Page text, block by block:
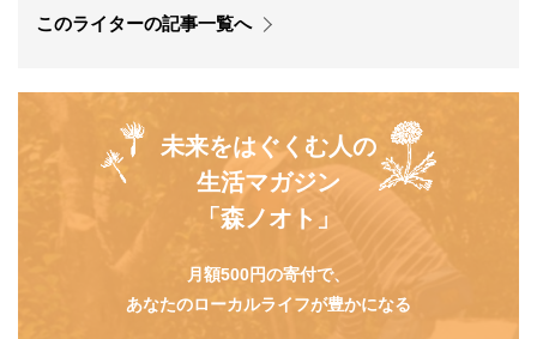
このライターの記事一覧へ
未来をはぐくむ人の
生活マガジン
「森ノオト」
月額500円の寄付で、
あなたのローカルライフが豊かになる